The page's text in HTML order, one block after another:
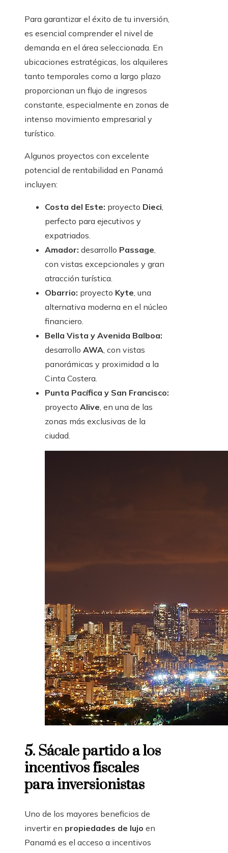
Para garantizar el éxito de tu inversión,
es esencial comprender el nivel de
demanda en el área seleccionada. En
ubicaciones estratégicas, los alquileres
tanto temporales como a largo plazo
proporcionan un flujo de ingresos
constante, especialmente en zonas de
intenso movimiento empresarial y
turístico.
Algunos proyectos con excelente
potencial de rentabilidad en Panamá
incluyen:
Costa del Este: proyecto Dieci,
perfecto para ejecutivos y
expatriados.
Amador: desarrollo Passage,
con vistas excepcionales y gran
atracción turística.
Obarrio: proyecto Kyte, una
alternativa moderna en el núcleo
financiero.
Bella Vista y Avenida Balboa:
desarrollo AWA, con vistas
panorámicas y proximidad a la
Cinta Costera.
Punta Pacífica y San Francisco:
proyecto Alive, en una de las
zonas más exclusivas de la
ciudad.
5. Sácale partido a los
incentivos fiscales
para inversionistas
Uno de los mayores beneficios de
invertir en propiedades de lujo en
Panamá es el acceso a incentivos